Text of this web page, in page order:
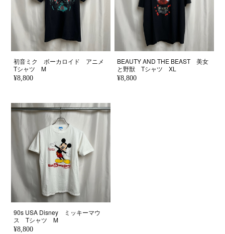
初音ミク ボーカロイド アニメ
Tシャツ M
¥8,800
BEAUTY AND THE BEAST 美女
と野獣 Tシャツ XL
¥8,800
90s USA Disney ミッキーマウ
ス Tシャツ M
¥8,800